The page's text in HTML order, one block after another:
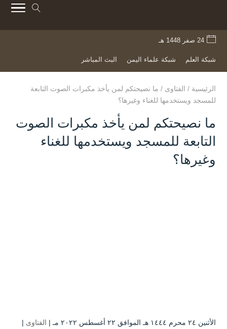
24 صفر 1448 هـ
شبكة العلم شبكة علماء اليمن البث المباشر
الرئيسية / الفتاوى / ما نصيحتكم لمن يأخذ مكبرات الصوت التابعة
للمسجد ويستخدمها للغناء وغيرها؟
ما نصيحتكم لمن يأخذ مكبرات الصوت
التابعة للمسجد ويستخدمها للغناء
وغيرها؟
الأثنين ۲٤ محرم ۱٤٤٤ هـ الموافق ۲۲ أغسطس ۲۰۲۲ مـ | الفتاوى |